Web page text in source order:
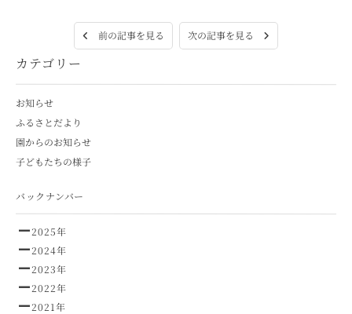
カテゴリー
お知らせ
ふるさとだより
園からのお知らせ
子どもたちの様子
バックナンバー
2025年
2024年
2023年
2022年
2021年
前の記事を見る 次の記事を見る